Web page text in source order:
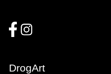
DrogArt